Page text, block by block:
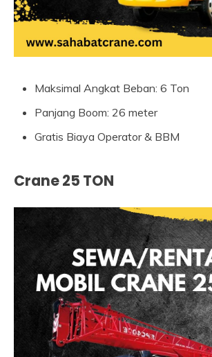
Maksimal Angkat Beban: 6 Ton
Panjang Boom: 26 meter
Gratis Biaya Operator & BBM
Crane 25 TON